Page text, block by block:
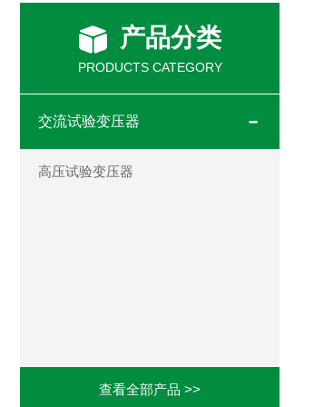
产品分类
PRODUCTS CATEGORY
交流试验变压器
高压试验变压器
查看全部产品 >>